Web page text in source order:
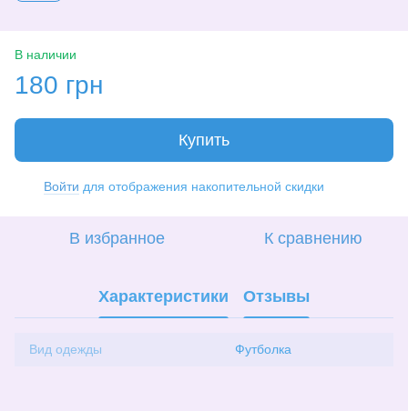
В наличии
180 грн
Купить
Войти для отображения накопительной скидки
В избранное К сравнению
Характеристики Отзывы
Вид одежды Футболка